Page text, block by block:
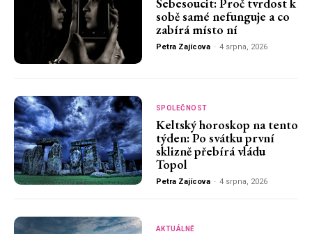
sobě samé nefunguje a co
zabírá místo ní
Petra Zajícova - 4 srpna, 2026
SPOLEČNOST
Keltský horoskop na tento
týden: Po svátku první
sklizně přebírá vládu
Topol
Petra Zajícova - 4 srpna, 2026
AKTUÁLNĚ